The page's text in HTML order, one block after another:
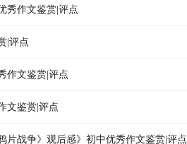
秀作文鉴赏|评点
|评点
作文鉴赏|评点
文鉴赏|评点
战争》观后感》初中优秀作文鉴赏|评点